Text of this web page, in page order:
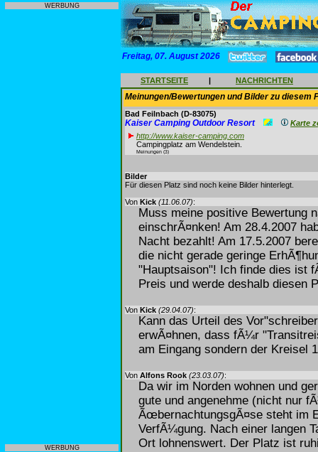
WERBUNG
WERBUNG
Freitag, 07. August 2026
STARTSEITE | NACHRICHTEN
Meinungen/Bewertungen und Bilder zu diesem
Bad Feilnbach (D-83075)
Kaiser Camping Outdoor Resort
Karte
http://www.kaiser-camping.com
Campingplatz am Wendelstein.
Meinungen (3)
Bilder
Für diesen Platz sind noch keine Bilder hinterlegt.
Von Kick (11.06.07):
Muss meine positive Bewertung
einschrÃ¤nken! Am 28.4.2007
Nacht bezahlt! Am 17.5.2007
die nicht gerade geringe
"Hauptsaison"! Ich finde dies ist
Preis und werde deshalb diesen
Von Kick (29.04.07):
Kann das Urteil des
erwÃ¤hnen, dass fÃ¼r
am Eingang sondern der Kreisel
Von Alfons Rook (23.03.07):
Da wir im Norden wohnen und
gute und angenehme (nicht nur
ÃœbernachtungsgÃ¤se steht im
VerfÃ¼gung. Nach einer langen
Ort lohnenswert. Der Platz ist